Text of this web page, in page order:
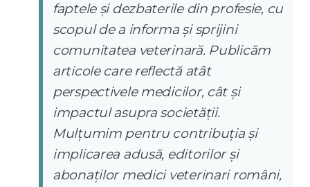
faptele și dezbaterile din profesie, cu
scopul de a informa și sprijini
comunitatea veterinară. Publicăm
articole care reflectă atât
perspectivele medicilor, cât și
impactul asupra societății.
Mulțumim pentru contribuția și
implicarea adusă, editorilor și
abonaților medici veterinari români,